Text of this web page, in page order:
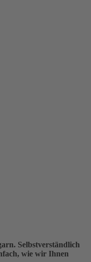
Selbstverständlich
wie wir Ihnen